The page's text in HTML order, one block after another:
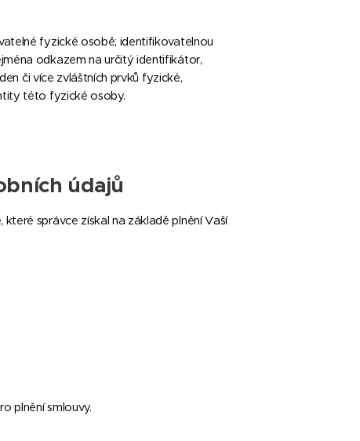
fyzické osobě; identifikovatelnou
odkazem na určitý identifikátor,
či více zvláštních prvků fyzické,
této fyzické osoby.
údajů
správce získal na základě plnění Vaší
plnění smlouvy.